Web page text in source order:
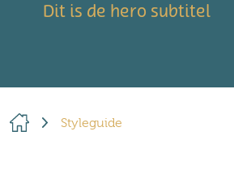
Dit is de hero subtitel
Styleguide